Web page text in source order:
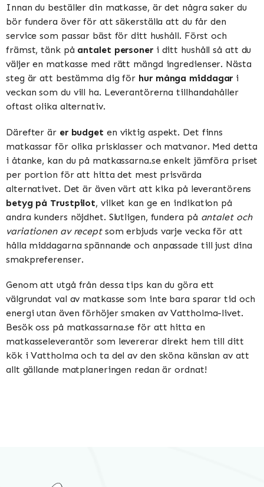
Innan du beställer din matkasse, är det några saker du
bör fundera över för att säkerställa att du får den
service som passar bäst för ditt hushåll. Först och
främst, tänk på antalet personeri ditt hushåll så att du
väljer en matkasse med rätt mängd ingredienser. Nästa
steg är att bestämma dig för hur många middagar i
veckan som du vill ha. Leverantörerna tillhandahåller
oftast olika alternativ.
Därefter är er budget en viktig aspekt. Det finns
matkassar för olika prisklasser och matvanor. Med detta
i åtanke, kan du på matkassarna.se enkelt jämföra priset
per portion för att hitta det mest prisvärda
alternativet. Det är även värt att kika på leverantörens
betyg på Trustpilot, vilket kan ge en indikation på
andra kunders nöjdhet. Slutligen, fundera på antalet och
variationen av receptsom erbjuds varje vecka för att
hålla middagarna spännande och anpassade till just dina
smakpreferenser.
Genom att utgå från dessa tips kan du göra ett
välgrundat val av matkasse som inte bara sparar tid och
energi utan även förhöjer smaken av Vattholma-livet.
Besök oss på matkassarna.se för att hitta en
matkasseleverantör som levererar direkt hem till ditt
kök i Vattholma och ta del av den sköna känslan av att
allt gällande matplaneringen redan är ordnat!